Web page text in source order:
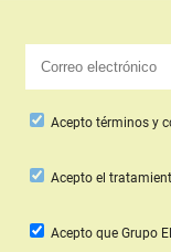
Acepto términos y
Aceptoel
Acepto que Grupo